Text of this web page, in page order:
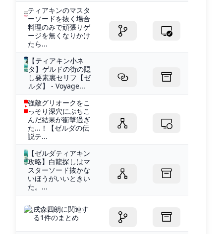
ティアキンのマスタ
ーソードを抜く場合
料理のみで頑張りゲ
ージを無くなりかけ
たら...
【ティアキン小ネ
タ】ゲルドの街の隠
し要素裏セリフ【ゼ
ルダ】 - Voyage...
強敵グリオークをこ
っそり深穴にぶちこ
んだ結果が衝撃過ぎ
た...！【ゼルダの伝
説テ...
【ゼルダティアキン
攻略】白龍探しはマ
スターソード抜かな
いほうがいいときい
た。...
戌森四朗に関連す
る1件のまとめ